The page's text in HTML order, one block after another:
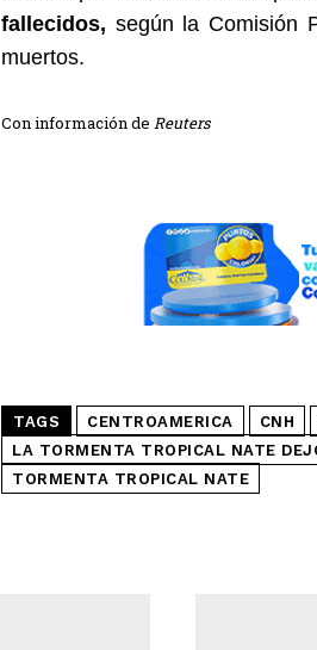
fallecidos, según la Comisión
muertos.
Con información de Reuters
TAGS CENTROAMERICA CNH
LA TORMENTA TROPICAL NATE
TORMENTA TROPICAL NATE